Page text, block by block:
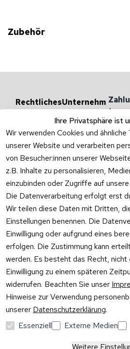
Zubehör
Ihre Privatsphäre ist
Wir verwenden Cookies und
unserer Website und verarbeiten
von Besucher:innen unserer
z.B. Inhalte zu personalisieren,
einzubinden oder Zugriffe auf
Die Datenverarbeitung erfolgt erst
Wir teilen diese Daten mit Dritten,
Einstellungen benennen. Die
Einwilligung oder aufgrund eines
erfolgen. Die Zustimmung kann
werden. Es besteht das Recht, nicht
Einwilligung zu einem späteren
widerrufen. Beachten Sie unser
Hinweise zur Verwendung
unserer Datenschutzerklärung.
Essenziell
Externe Medien
Weitere
Rechtliches
Impressum
Datenschutzer
klärung
Widerrufsrecht
Vertrag
widerrufen
Unternehm
en
Versandarten
& -kosten
Ab- und
Überlaufgarnit
uren
ten
tner